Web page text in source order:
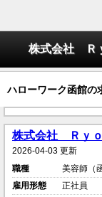
株式会社 Ｒ
ハローワーク函館の
株式会社 Ｒｙｏ
2026-04-03 更新
職種
美容師（
雇用形態
正社員